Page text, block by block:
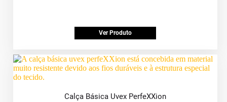
Ver Produto
Calça Básica Uvex PerfeXXion